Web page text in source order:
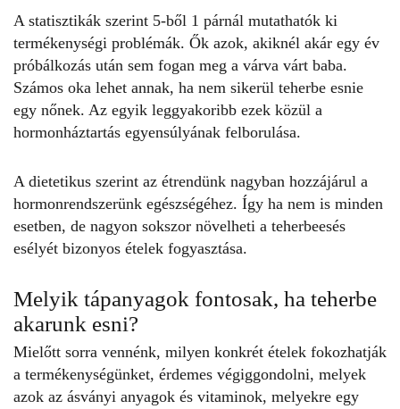
A statisztikák szerint 5-ből 1 párnál mutathatók ki
termékenységi problémák. Ők azok, akiknél akár egy év
próbálkozás után sem fogan meg a várva várt baba.
Számos oka lehet annak, ha nem sikerül teherbe esnie
egy nőnek. Az egyik leggyakoribb ezek közül a
hormonháztartás egyensúlyának felborulása.
A dietetikus szerint az étrendünk nagyban hozzájárul a
hormonrendszerünk egészségéhez. Így ha nem is minden
esetben, de nagyon sokszor növelheti a teherbeesés
esélyét bizonyos ételek fogyasztása.
Melyik tápanyagok fontosak, ha teherbe
akarunk esni?
Mielőtt sorra vennénk, milyen konkrét ételek fokozhatják
a termékenységünket, érdemes végiggondolni, melyek
azok az ásványi anyagok és vitaminok, melyekre egy